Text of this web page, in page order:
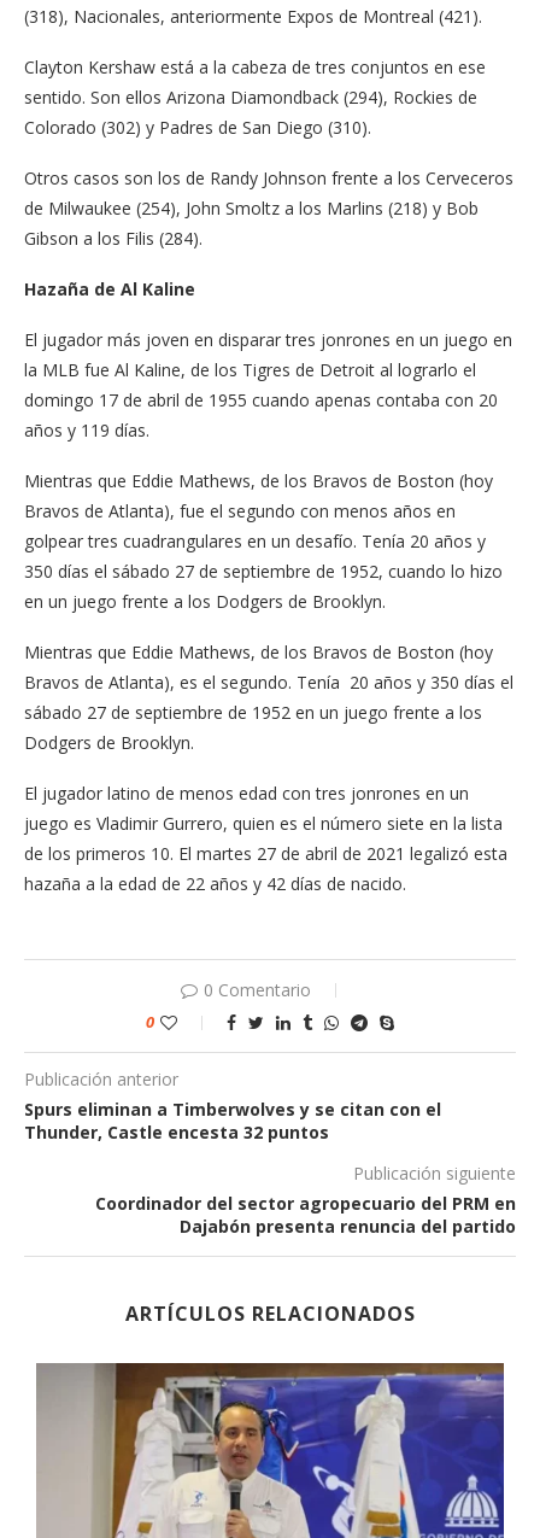
(318), Nacionales, anteriormente Expos de Montreal (421).
Clayton Kershaw está a la cabeza de tres conjuntos en ese
sentido. Son ellos Arizona Diamondback (294), Rockies de
Colorado (302) y Padres de San Diego (310).
Otros casos son los de Randy Johnson frente a los Cerveceros
de Milwaukee (254), John Smoltz a los Marlins (218) y Bob
Gibson a los Filis (284).
Hazaña de Al Kaline
El jugador más joven en disparar tres jonrones en un juego en
la MLB fue Al Kaline, de los Tigres de Detroit al lograrlo el
domingo 17 de abril de 1955 cuando apenas contaba con 20
años y 119 días.
Mientras que Eddie Mathews, de los Bravos de Boston (hoy
Bravos de Atlanta), fue el segundo con menos años en
golpear tres cuadrangulares en un desafío. Tenía 20 años y
350 días el sábado 27 de septiembre de 1952, cuando lo hizo
en un juego frente a los Dodgers de Brooklyn.
Mientras que Eddie Mathews, de los Bravos de Boston (hoy
Bravos de Atlanta), es el segundo. Tenía 20 años y 350 días el
sábado 27 de septiembre de 1952 en un juego frente a los
Dodgers de Brooklyn.
El jugador latino de menos edad con tres jonrones en un
juego es Vladimir Gurrero, quien es el número siete en la lista
de los primeros 10. El martes 27 de abril de 2021 legalizó esta
hazaña a la edad de 22 años y 42 días de nacido.
0 Comentario
0
Publicación anterior
Spurs eliminan a Timberwolves y se citan con el
Thunder, Castle encesta 32 puntos
Publicación siguiente
Coordinador del sector agropecuario del PRM en
Dajabón presenta renuncia del partido
ARTÍCULOS RELACIONADOS